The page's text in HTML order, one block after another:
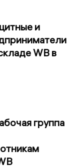
и
WB в
группа